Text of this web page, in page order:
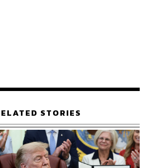
ไบเดนว่า จะไม่ส่งทหารอเมริกันเข้ามา
ทีสอดคล้องกับแนวทางของสหรัฐฯ
ช้กรอบความร่วมมือในทุกระดับ ไม่ว่า
ดยอดทวิภาคีระหว่างผู้นำรัสเซียและ
ดือนมิถุนายน 2021, การประชุมรัสเซีย-
STORIES